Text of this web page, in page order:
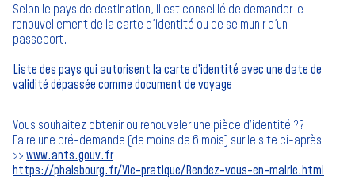
Selon le pays de destination, il est conseillé de demander le
renouvellement de la carte d'identité ou de se munir d'un
passeport.
Liste des pays qui autorisent la carte d’identité avec une date de
validité dépassée comme document de voyage
Vous souhaitez obtenir ou renouveler une pièce d’identité ??
Faire une pré-demande (de moins de 6 mois) sur le site ci-après
>>www.ants.gouv.fr
https://phalsbourg.fr/Vie-pratique/Rendez-vous-en-mairie.html